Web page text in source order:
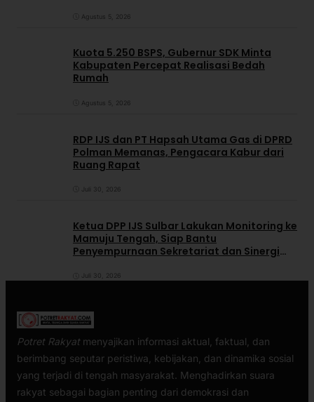
Agustus 5, 2026
Kuota 5.250 BSPS, Gubernur SDK Minta
Kabupaten Percepat Realisasi Bedah
Rumah
Agustus 5, 2026
RDP IJS dan PT Hapsah Utama Gas di DPRD
Polman Memanas, Pengacara Kabur dari
Ruang Rapat
Juli 30, 2026
Ketua DPP IJS Sulbar Lakukan Monitoring ke
Mamuju Tengah, Siap Bantu
Penyempurnaan Sekretariat dan Sinergi
Juli 30, 2026
Potret Rakyatmenyajikan informasi aktual, faktual, dan
berimbang seputar peristiwa, kebijakan, dan dinamika sosial
yang terjadi di tengah masyarakat. Menghadirkan suara
rakyat sebagai bagian penting dari demokrasi dan